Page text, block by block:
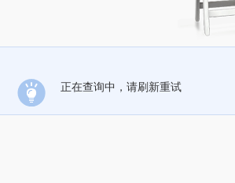
正在查询中，请刷新重试